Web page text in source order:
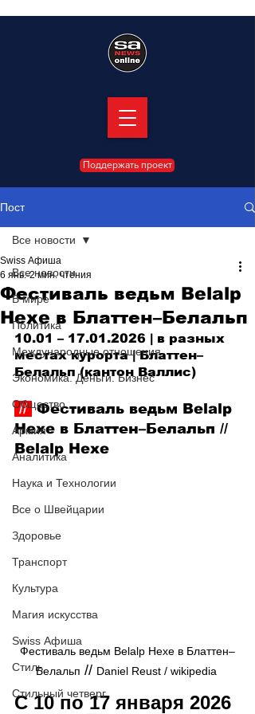
Поддержать проект
Пост
Все новости
В мире
Политика
Международные отношения
Экономика. Деньги. Бизнес
Общество
Армия
Аналитика
Наука и Технологии
Все о Швейцарии
Здоровье
Транспорт
Культура
Магия искусства
Swiss Афиша
Стиль
Стильный четверг
Все новости
Фестиваль ведьм Belalp
Hexe в Блаттен–Белальп
Swiss Афиша
6 янв. 2 мин. чтения
10.01 – 17.01.2026 | в разных
местах курорта | Блаттен–
Белальп (кантон Валлис)
// Фестиваль ведьм Belalp
Hexe в Блаттен–Белальп //
Belalp Hexe
Фестиваль ведьм Belalp Hexe в Блаттен–
Белальп // Daniel Reust / wikipedia
С 10 по 17 января 2026